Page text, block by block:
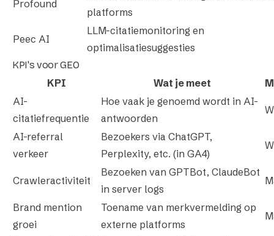
Profound
platforms
Peec AI
LLM-citatiemonitoring en
optimalisatiesuggesties
KPI's voor GEO
KPI Wat je meet
AI-
citatiefrequentie
Hoe vaak je genoemd wordt in AI-
antwoorden
AI-referral
verkeer
Bezoekers via ChatGPT,
Perplexity, etc. (in GA4)
Crawleractiviteit
Bezoeken van GPTBot, ClaudeBot
in server logs
Brand mention
groei
Toename van merkvermelding op
externe platforms